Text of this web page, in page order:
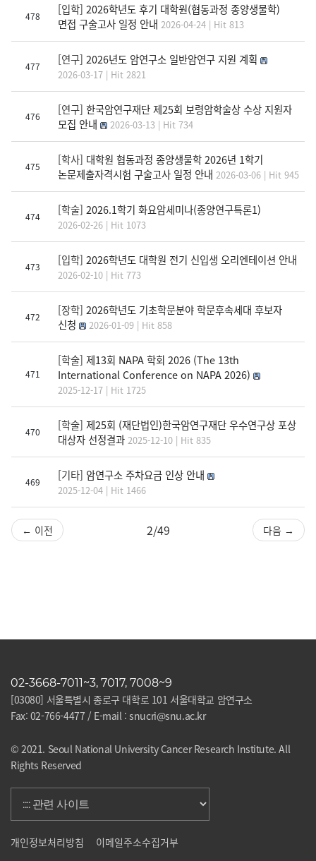
478 [입학] 2026학년도 후기 대학원(협동과정 종양생물학)
면접 구술고사 일정 안내 2026-04-24 | Hit 813
477 [연구] 2026년도 암연구소 일반암연구 지원 계획
2026-03-17 | Hit 2821
476 [연구] 한국암연구재단 제25회 보령암학술상 수상 지원자
모집 안내
2026-03-13 | Hit 734
475 [학사] 대학원 협동과정 종양생물학 2026년 1학기
논문제출자격시험 구술고사 일정 안내 2026-03-06 | Hit 945
474 [학술] 2026.1학기 화요암세미나(종양연구특론1)
2026-02-26 | Hit 1073
473 [입학] 2026학년도 대학원 전기 신입생 오리엔테이션 안내
2026-02-10 | Hit 773
472 [장학] 2026학년도 기초학문분야 학문후속세대 후보자
신청
2026-01-09 | Hit 858
471
[학술] 제13회 NAPA 학회 2026 (The 13th
International Conference on NAPA 2026)
2025-12-17 | Hit 1725
470 [학술] 제25회 (재단법인)한국암연구재단 우수연구상 포상
대상자 선정결과 2025-12-10 | Hit 835
469 [기타] 암연구소 주차요금 인상 안내
2025-12-04 | Hit 1466
← 이전 2/49 다음 →
02-3668-7011~3, 7017, 7008~9
[03080] 서울특별시 종로구 대학로 101 서울대학교 암연구소
Fax: 02-766-4477 / E-mail : snucri@snu.ac.kr
© 2021. Seoul National University Cancer Research Institute. All
Rights Reserved
개인정보처리방침 이메일주소수집거부